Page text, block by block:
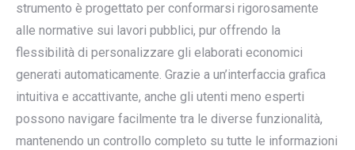
strumento è progettato per conformarsi rigorosamente
alle normative sui lavori pubblici, pur offrendo la
flessibilità di personalizzare gli elaborati economici
generati automaticamente. Grazie a un’interfaccia grafica
intuitiva e accattivante, anche gli utenti meno esperti
possono navigare facilmente tra le diverse funzionalità,
mantenendo un controllo completo su tutte le informazioni